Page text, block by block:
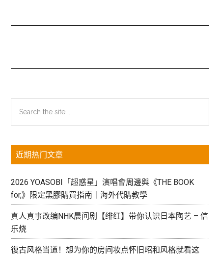
主
侧
边
栏
the
近期热门文章
2026 YOASOBI「超惑星」演唱會周邊與《THE BOOK
for,》限定黑膠購買指南｜海外代購教學
真人真事改编NHK晨间剧【绯红】带你认识日本陶艺 – 信
乐烧
復古风格当道！想为你的房间妆点怀旧昭和风格就看这